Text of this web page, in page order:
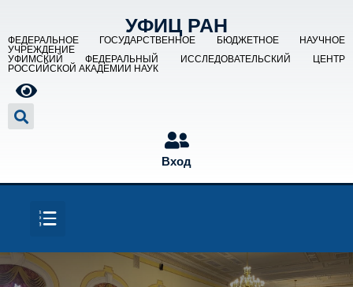
УФИЦ РАН
ФЕДЕРАЛЬНОЕ ГОСУДАРСТВЕННОЕ БЮДЖЕТНОЕ НАУЧНОЕ
УЧРЕЖДЕНИЕ
УФИМСКИЙ ФЕДЕРАЛЬНЫЙ ИССЛЕДОВАТЕЛЬСКИЙ ЦЕНТР
РОССИЙСКОЙ АКАДЕМИИ НАУК
Вход